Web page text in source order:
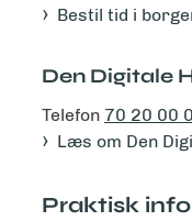
Bestil tid i
Den Digitale
Telefon 70 20 00
Læs om Den
Praktisk